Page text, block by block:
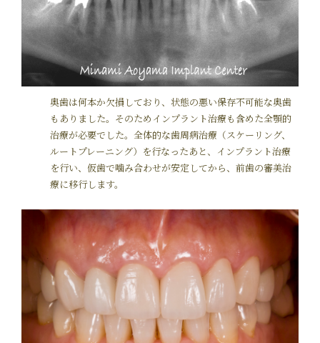
奥歯は何本か欠損しており、状態の悪い保存不可能な奥歯
もありました。そのためインプラント治療も含めた全顎的
治療が必要でした。全体的な歯周病治療（スケーリング、
ルートプレーニング）を行なったあと、インプラント治療
を行い、仮歯で噛み合わせが安定してから、前歯の審美治
療に移行します。